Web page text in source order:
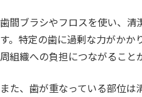
歯間ブラシやフロスを使い、清
す。特定の歯に過剰な力がかか
周組織への負担につながること
また、歯が重なっている部位は